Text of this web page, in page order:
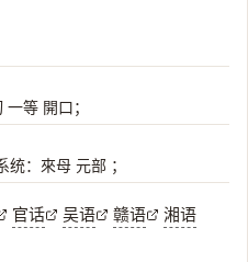
等 開口；
：來母 元部 ；
官话 吴语 赣语
湘语